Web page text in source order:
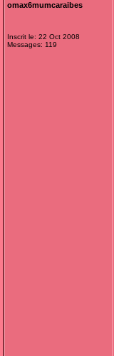
omax6mumcaraibes
Inscrit le: 22 Oct 2008
Messages: 119